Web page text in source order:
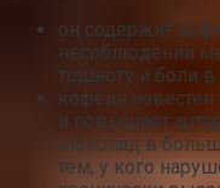
он содержит
несоблюдении
тошноту и боли
кофеин известен
и повышает
шоколад в
тем, у кого